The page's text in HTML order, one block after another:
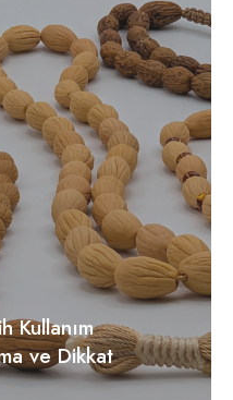
Kullanım
ve Dikkat